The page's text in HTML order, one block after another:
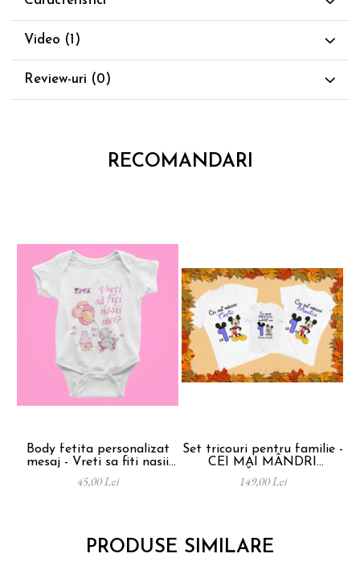
Video (1)
Review-uri (0)
RECOMANDARI
Body fetita personalizat
mesaj - Vreti sa fiti nasii
mei
45,00 Lei
Set tricouri pentru familie -
CEI MAI MÂNDRI
PĂRINȚI
149,00 Lei
PRODUSE SIMILARE